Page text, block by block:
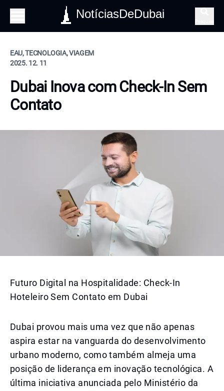
NotíciasDeDubai
EAU, TECNOLOGIA, VIAGEM
2025. 12. 11
Dubai Inova com Check-In Sem
Contato
Futuro Digital na Hospitalidade: Check-In
Hoteleiro Sem Contato em Dubai
Dubai provou mais uma vez que não apenas
aspira estar na vanguarda do desenvolvimento
urbano moderno, como também almeja uma
posição de liderança em inovação tecnológica. A
última iniciativa anunciada pelo Ministério da